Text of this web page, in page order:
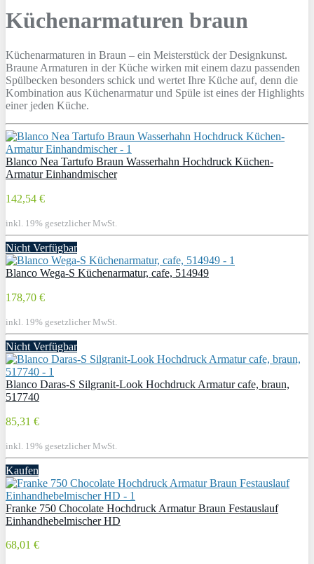
Küchenarmaturen braun
Küchenarmaturen in Braun – ein Meisterstück der Designkunst.
Braune Armaturen in der Küche wirken mit einem dazu passenden
Spülbecken besonders schick und wertet Ihre Küche auf, denn die
Kombination aus Küchenarmatur und Spüle ist eines der Highlights
einer jeden Küche.
Blanco Nea Tartufo Braun Wasserhahn Hochdruck Küchen-
Armatur Einhandmischer
142,54 €
inkl. 19% gesetzlicher MwSt.
Nicht Verfügbar
Blanco Wega-S Küchenarmatur, cafe, 514949
178,70 €
inkl. 19% gesetzlicher MwSt.
Nicht Verfügbar
Blanco Daras-S Silgranit-Look Hochdruck Armatur cafe, braun,
517740
85,31 €
inkl. 19% gesetzlicher MwSt.
Kaufen
Franke 750 Chocolate Hochdruck Armatur Braun Festauslauf
Einhandhebelmischer HD
68,01 €